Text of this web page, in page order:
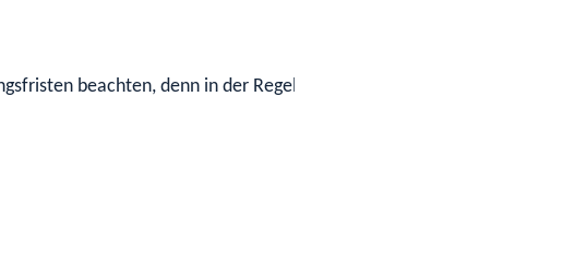
beachten, denn in der Regel verjähren Straftaten im Normalfall